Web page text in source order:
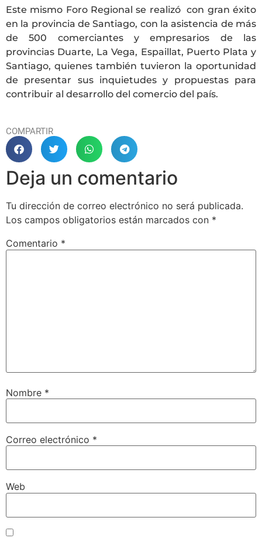
Este mismo Foro Regional se realizó con gran éxito
en la provincia de Santiago, con la asistencia de más
de 500 comerciantes y empresarios de las
provincias Duarte, La Vega, Espaillat, Puerto Plata y
Santiago, quienes también tuvieron la oportunidad
de presentar sus inquietudes y propuestas para
contribuir al desarrollo del comercio del país.
COMPARTIR
Deja un comentario
Tu dirección de correo electrónico no será publicada.
Los campos obligatorios están marcados con *
Comentario *
Nombre *
Correo electrónico *
Web